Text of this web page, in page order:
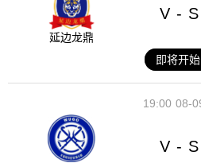
延边龙鼎
V - S
即将开始
08-
19:00
V - S